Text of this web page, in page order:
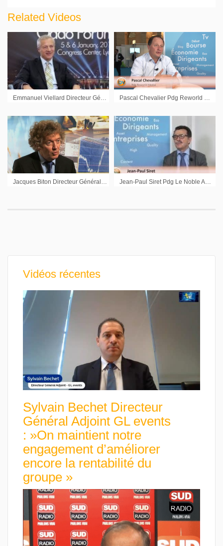
Related Videos
Emmanuel Viellard Directeur Général Lisi : « Pas de baisse des investissements en 2017 » Pascal Chevalier Pdg Reworld Media : « Le marché des medias va bien, il faut juste gérer les transitions »
Vidéos récentes
Sylvain Bechet Directeur
Général Adjoint GL events
: »On maintient notre
engagement d’améliorer
encore la rentabilité du
groupe »